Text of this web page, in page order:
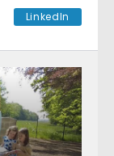
LinkedIn